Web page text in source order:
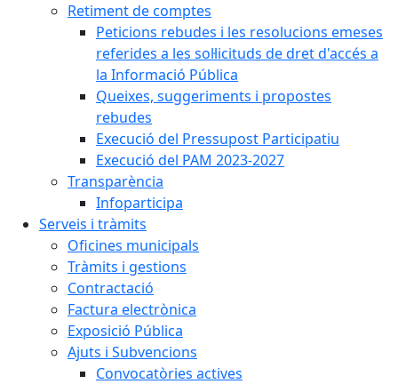
Retiment de comptes
Peticions rebudes i les resolucions emeses
referides a les sol·licituds de dret d'accés a
la Informació Pública
Queixes, suggeriments i propostes
rebudes
Execució del Pressupost Participatiu
Execució del PAM 2023-2027
Transparència
Infoparticipa
Serveis i tràmits
Oficines municipals
Tràmits i gestions
Contractació
Factura electrònica
Exposició Pública
Ajuts i Subvencions
Convocatòries actives